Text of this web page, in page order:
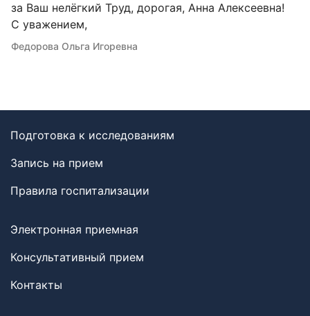
за Ваш нелёгкий Труд, дорогая, Анна Алексеевна!
С уважением,
Федорова Ольга Игоревна
Подготовка к исследованиям
Запись на прием
Правила госпитализации
Электронная приемная
Консультативный прием
Контакты